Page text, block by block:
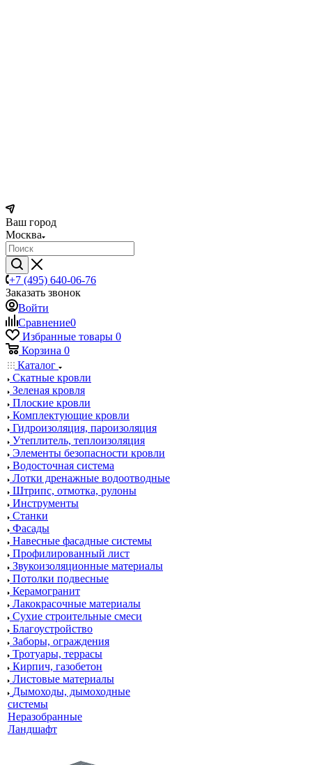
Ваш город
Москва
+7 (495) 640-06-76
Заказать звонок
Войти
Сравнение0
Избранные товары 0
Корзина 0
Каталог
Скатные кровли
Зеленая кровля
Плоские кровли
Комплектующие кровли
Гидроизоляция, пароизоляция
Утеплитель, теплоизоляция
Элементы безопасности кровли
Водосточная система
Лотки дренажные водоотводные
Штрипс, отмотка, рулоны
Инструменты
Станки
Фасады
Навесные фасадные системы
Профилированный лист
Звукоизоляционные материалы
Потолки подвесные
Керамогранит
Лакокрасочные материалы
Сухие строительные смеси
Благоустройство
Заборы, ограждения
Тротуары, террасы
Кирпич, газобетон
Листовые материалы
Дымоходы, дымоходные
системы
Неразобранные
Ландшафт